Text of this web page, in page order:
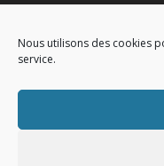
Nous utilisons des cookies
service.